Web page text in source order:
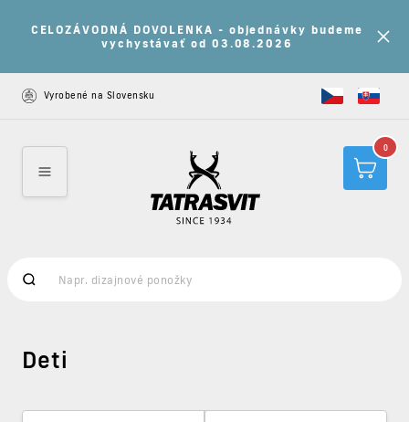
CELOZÁVODNÁ DOVOLENKA - objednávky budeme
vychystávať od 03.08.2026
Vyrobené na Slovensku
0
Deti